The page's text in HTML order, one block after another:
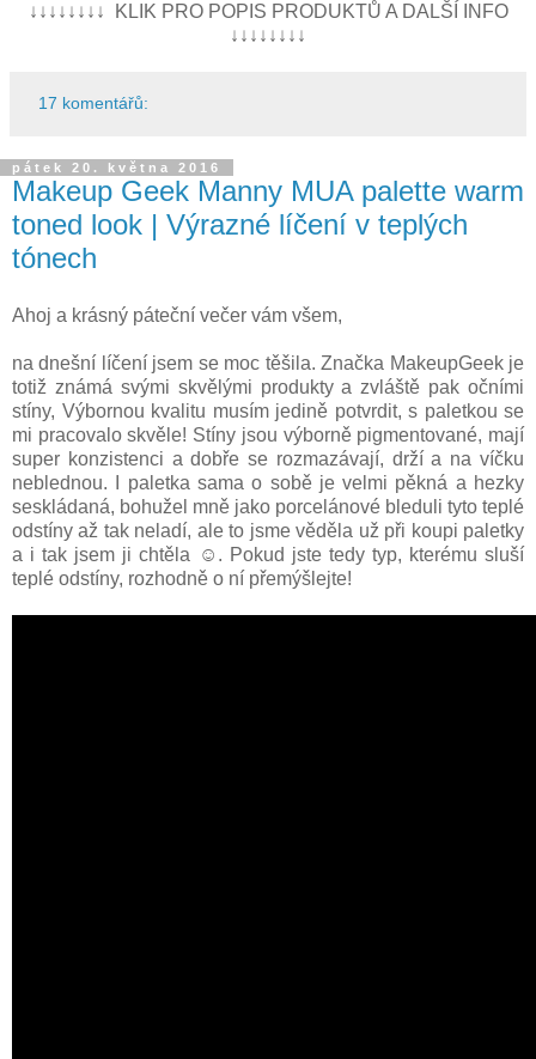
↓↓↓↓↓↓↓↓ KLIK PRO POPIS PRODUKTŮ A DALŠÍ INFO
↓↓↓↓↓↓↓↓
17 komentářů:
pátek 20. května 2016
Makeup Geek Manny MUA palette warm
toned look | Výrazné líčení v teplých
tónech
Ahoj a krásný páteční večer vám všem,
na dnešní líčení jsem se moc těšila. Značka MakeupGeek je
totiž známá svými skvělými produkty a zvláště pak očními
stíny, Výbornou kvalitu musím jedině potvrdit, s paletkou se
mi pracovalo skvěle! Stíny jsou výborně pigmentované, mají
super konzistenci a dobře se rozmazávají, drží a na víčku
neblednou. I paletka sama o sobě je velmi pěkná a hezky
seskládaná, bohužel mně jako porcelánové bleduli tyto teplé
odstíny až tak neladí, ale to jsme věděla už při koupi paletky
a i tak jsem ji chtěla ☺. Pokud jste tedy typ, kterému sluší
teplé odstíny, rozhodně o ní přemýšlejte!